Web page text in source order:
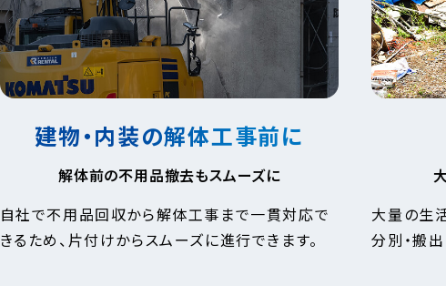
建物・内装の解体工事前に
解体前の不用品撤去もスムーズに
自社で不用品回収から解体工事まで一貫対応で
きるため、片付けからスムーズに進行できます。
大量の生
分別・搬